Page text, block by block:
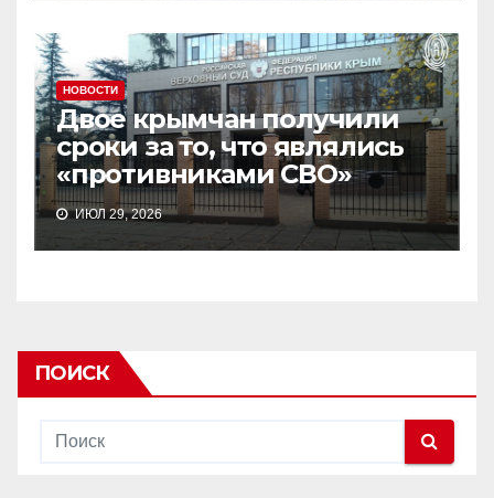
НОВОСТИ
Двое крымчан получили
сроки за то, что являлись
«противниками СВО»
ИЮЛ 29, 2026
ПОИСК